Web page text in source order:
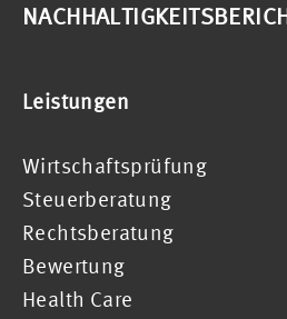
Leistungen
Wirtschaftsprüfung
Steuerberatung
Rechtsberatung
Bewertung
Health Care